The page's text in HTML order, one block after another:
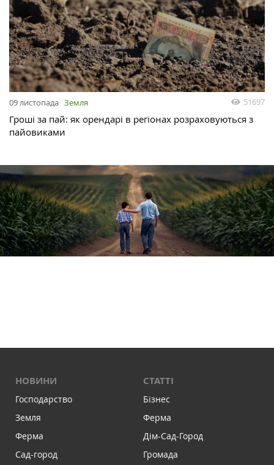
09 листопада Земля 51697
Гроші за пай: як орендарі в регіонах розраховуються з
пайовиками
НОВИНИ
Господарство
Земля
Ферма
Сад-город
СТАТТІ
Бізнес
Ферма
Дім-Сад-Город
Громада